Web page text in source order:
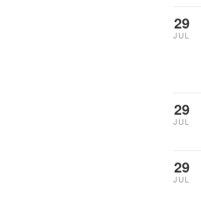
29
JUL
29
JUL
29
JUL